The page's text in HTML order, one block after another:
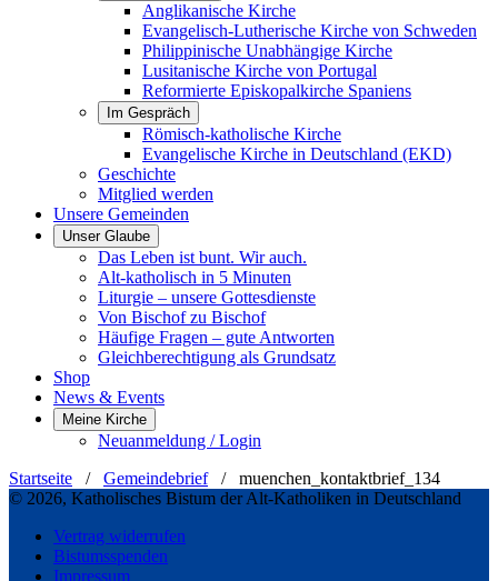
Anglikanische Kirche
Evangelisch-Lutherische Kirche von Schweden
Philippinische Unabhängige Kirche
Lusitanische Kirche von Portugal
Reformierte Episkopalkirche Spaniens
Im Gespräch
Römisch-katholische Kirche
Evangelische Kirche in Deutschland (EKD)
Geschichte
Mitglied werden
Unsere Gemeinden
Unser Glaube
Das Leben ist bunt. Wir auch.
Alt-katholisch in 5 Minuten
Liturgie – unsere Gottesdienste
Von Bischof zu Bischof
Häufige Fragen – gute Antworten
Gleichberechtigung als Grundsatz
Shop
News & Events
Meine Kirche
Neuanmeldung / Login
Startseite / Gemeindebrief/ muenchen_kontaktbrief_134
© 2026, Katholisches Bistum der Alt-Katholiken in Deutschland
Vertrag widerrufen
Bistumsspenden
Impressum